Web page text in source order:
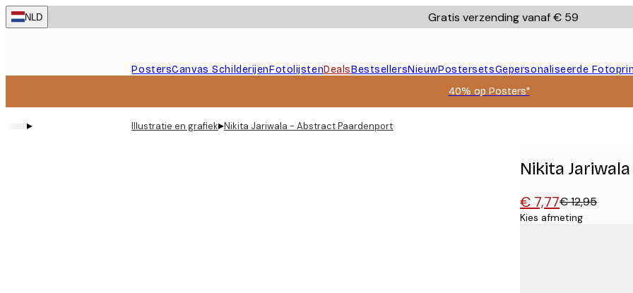
Skip
to
NLD Gratis verzending vanaf € 59
PostersCanvas SchilderijenFotolijstenDealsBestsellersNieuwPostersetsGepersonaliseerde
40% op Posters*
▸ Illustratie en grafiek▸Nikita Jariwala - Abstract Paardenportret Poster
Nikita
€ 7,77€ 12,95
Kies afmeting